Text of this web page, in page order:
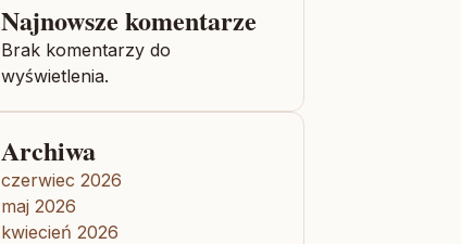
Najnowsze komentarze
Brak komentarzy do
wyświetlenia.
Archiwa
czerwiec 2026
maj 2026
kwiecień 2026